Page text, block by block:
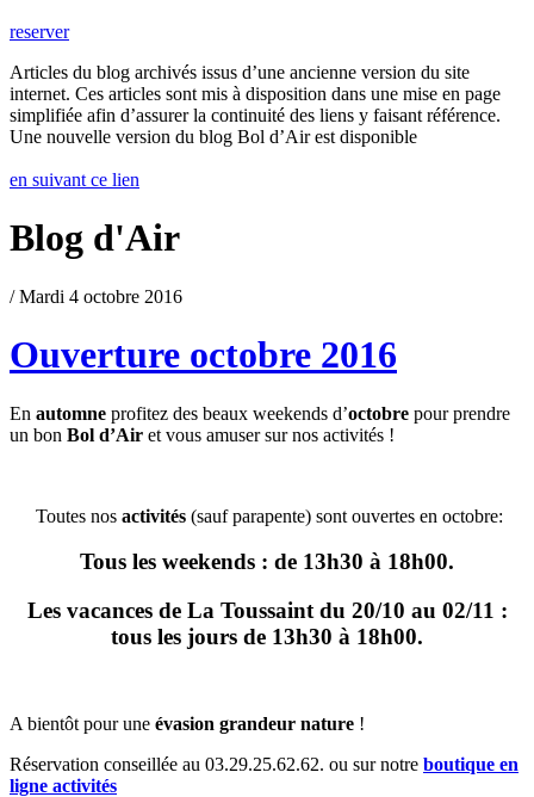
reserver
Articles du blog archivés issus d’une ancienne version du site
internet. Ces articles sont mis à disposition dans une mise en page
simplifiée afin d’assurer la continuité des liens y faisant référence.
Une nouvelle version du blog Bol d’Air est disponible
en suivant ce lien
Blog d'Air
/ Mardi 4 octobre 2016
Ouverture octobre 2016
En automne profitez des beaux weekends d’octobre pour prendre
un bon Bol d’Air et vous amuser sur nos activités !
Toutes nos activités (sauf parapente) sont ouvertes en octobre:
Tous les weekends : de 13h30 à 18h00.
Les vacances de La Toussaint du 20/10 au 02/11 :
tous les jours de 13h30 à 18h00.
A bientôt pour une évasion grandeur nature !
Réservation conseillée au 03.29.25.62.62. ou sur notre boutique en
ligne activités